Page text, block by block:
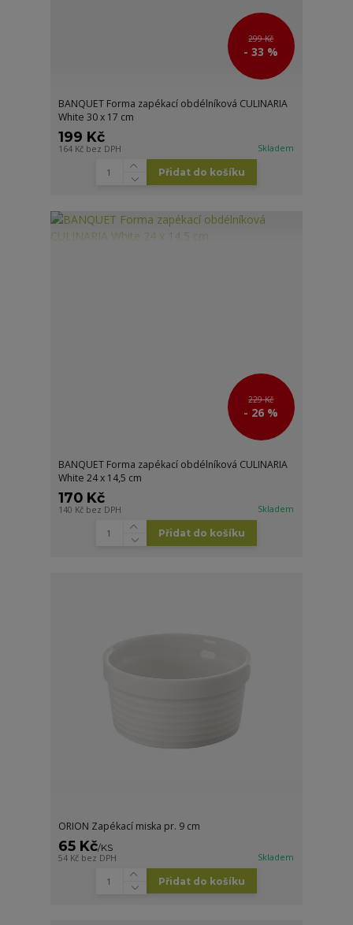
299 Kč
- 33 %
BANQUET Forma zapékací obdélníková CULINARIA
White 30 x 17 cm
199 Kč
164 Kč bez DPH Skladem
Přidat do košíku
229 Kč
- 26 %
BANQUET Forma zapékací obdélníková CULINARIA
White 24 x 14,5 cm
170 Kč
140 Kč bez DPH Skladem
Přidat do košíku
ORION Zapékací miska pr. 9 cm
65 Kč/KS
54 Kč bez DPH Skladem
Přidat do košíku